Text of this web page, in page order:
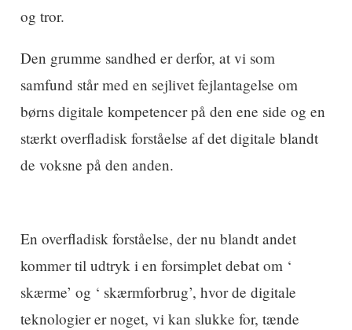
og tror.
Den grumme sandhed er derfor, at vi som
samfund står med en sejlivet fejlantagelse om
børns digitale kompetencer på den ene side og en
stærkt overfladisk forståelse af det digitale blandt
de voksne på den anden.
En overfladisk forståelse, der nu blandt andet
kommer til udtryk i en forsimplet debat om ‘
skærme’ og ‘ skærmforbrug’, hvor de digitale
teknologier er noget, vi kan slukke for, tænde